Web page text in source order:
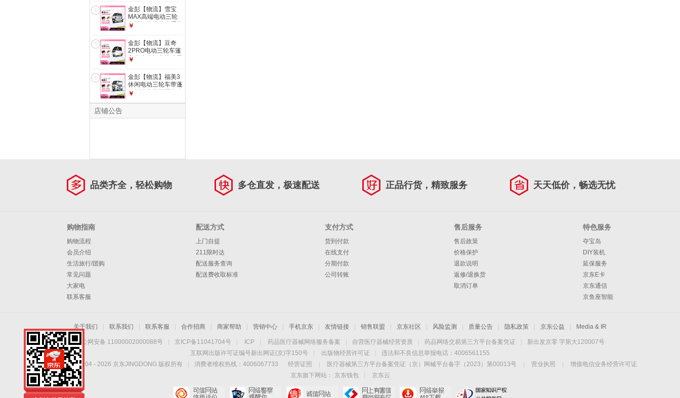
658变档
4
金彭【物流】雪宝
MAX高端电动三轮
车封闭日常代步通勤
652变档
￥
5
金彭【物流】豆奇
2PRO电动三轮车篷
车代步休闲车接孩子
变档
￥
6
金彭【物流】福美3
休闲电动三轮车带蓬
可拆洗客货两用代步
￥
店铺公告
品类齐全，轻松购物 多仓直发，极速配送 正品行货，精致服务 天天低价，畅选无忧
购物指南
购物流程
会员介绍
生活旅行/团购
常见问题
大家电
联系客服
配送方式
上门自提
211限时达
配送服务查询
配送费收取标准
支付方式
货到付款
在线支付
分期付款
公司转账
售后服务
售后政策
价格保护
退款说明
返修/退换货
取消订单
特色服务
夺宝岛
DIY装机
延保服务
京东E卡
京东通信
京鱼座智能
关于我们 联系我们 联系客服 合作招商 商家帮助 营销中心 手机京东 友情链接 销售联盟 京东社区 风险监测 质量公告 隐私政策 京东公益 Media & IR
京公网安备 11000002000088号 京ICP备11041704号 ICP 药品医疗器械网络服务备案 自营医疗器械经营资质 药品网络交易第三方平台备案凭证
新出发京零 字第大120007号
互联网出版许可证编号新出网证(京)字150号
出版物经营许可证
违法和不良信息举报电话：4006561155
Copyright © 2004 - 2026 京东JINGDONG 版权所有 消费者维权热线：4006067733 经营证照 医疗器械第三方平台备案凭证（京）网械平台备字（2023）第00013号 营业执照
增值电信业务经营许可证
京东旗下网站：
京东钱包
京东云
金彭电动三轮车